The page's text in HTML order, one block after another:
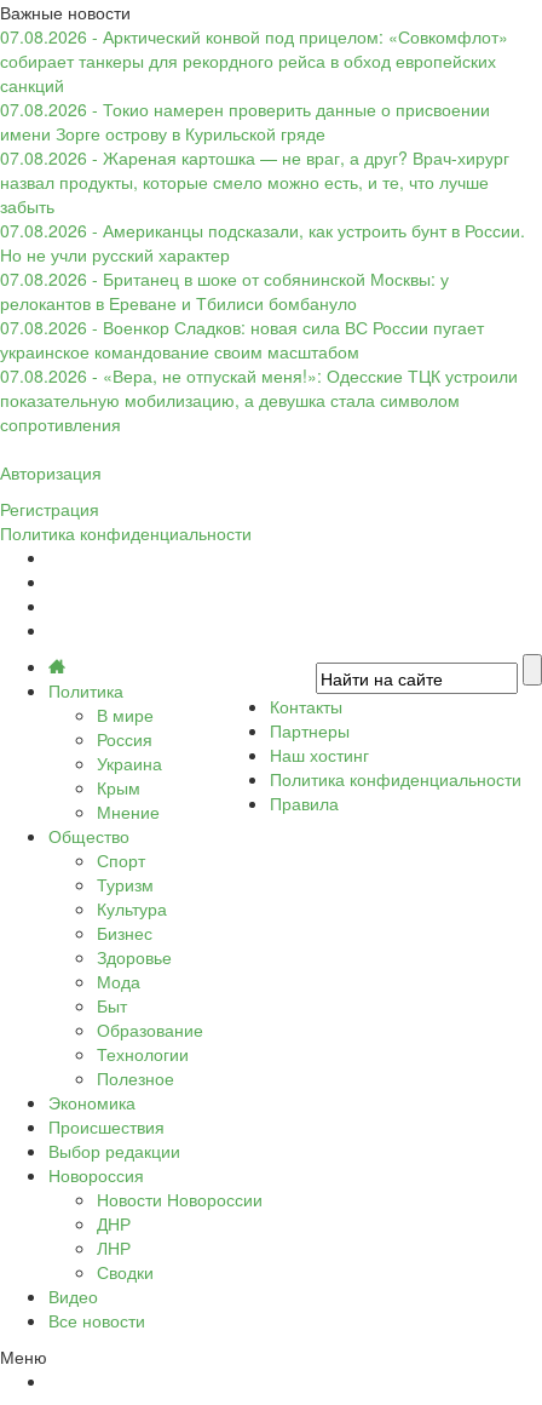
Важные новости
07.08.2026 - Арктический конвой под прицелом: «Совкомфлот»
собирает танкеры для рекордного рейса в обход европейских
санкций
07.08.2026 - Токио намерен проверить данные о присвоении
имени Зорге острову в Курильской гряде
07.08.2026 - Жареная картошка — не враг, а друг? Врач-хирург
назвал продукты, которые смело можно есть, и те, что лучше
забыть
07.08.2026 - Американцы подсказали, как устроить бунт в России.
Но не учли русский характер
07.08.2026 - Британец в шоке от собянинской Москвы: у
релокантов в Ереване и Тбилиси бомбануло
07.08.2026 - Военкор Сладков: новая сила ВС России пугает
украинское командование своим масштабом
07.08.2026 - «Вера, не отпускай меня!»: Одесские ТЦК устроили
показательную мобилизацию, а девушка стала символом
сопротивления
Авторизация
Регистрация
Политика конфиденциальности
Политика
В мире
Россия
Украина
Крым
Мнение
Общество
Спорт
Туризм
Культура
Бизнес
Здоровье
Мода
Быт
Образование
Технологии
Полезное
Экономика
Происшествия
Выбор редакции
Новороссия
Новости Новороссии
ДНР
ЛНР
Сводки
Видео
Все новости
Меню
Контакты
Партнеры
Наш хостинг
Политика конфиденциальности
Правила